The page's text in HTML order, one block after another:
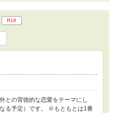
R18
との背徳的な恋愛をテーマにし
る予定）です。 ※もともとは1番